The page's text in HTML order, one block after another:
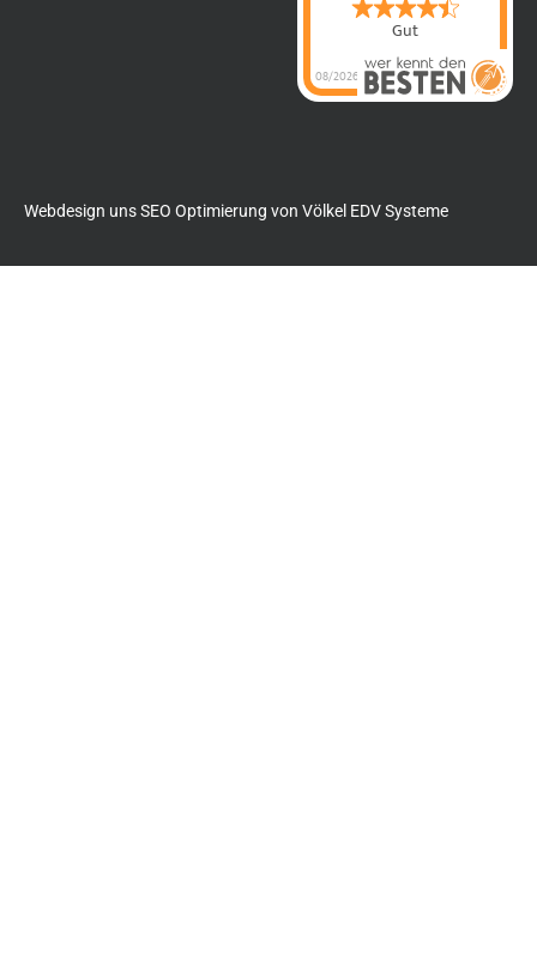
Gut
08/2026 Anette Dettmer
Immobilienhat4.4
Webdesign uns SEO Optimierung von Völkel EDV Systeme